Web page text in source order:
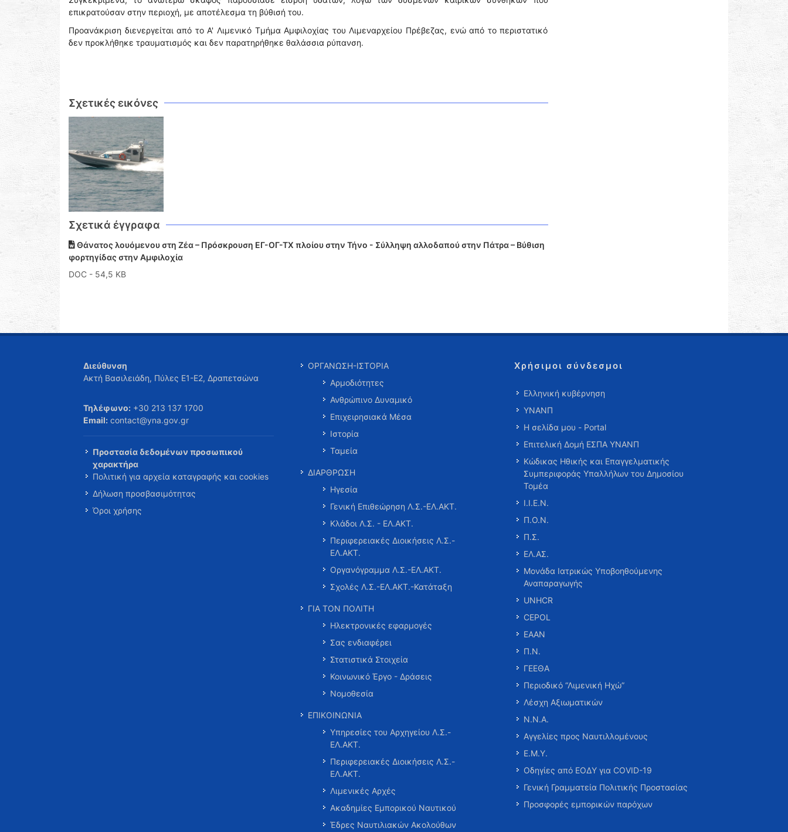
επικρατούσαν στην περιοχή, με αποτέλεσμα τη βύθισή του.
Προανάκριση διενεργείται από το Α' Λιμενικό Τμήμα Αμφιλοχίας του Λιμεναρχείου Πρέβεζας, ενώ από το περιστατικό
δεν προκλήθηκε τραυματισμός και δεν παρατηρήθηκε θαλάσσια ρύπανση.
Σχετικές εικόνες
Σχετικά έγγραφα
Θάνατος λουόμενου στη Ζέα – Πρόσκρουση ΕΓ-ΟΓ-ΤΧ πλοίου στην Τήνο - Σύλληψη αλλοδαπού στην Πάτρα – Βύθιση
φορτηγίδας στην Αμφιλοχία
DOC - 54,5 KB
Διεύθυνση
Ακτή Βασιλειάδη, Πύλες Ε1-Ε2, Δραπετσώνα
Τηλέφωνο: +30 213 137 1700
Email: contact@yna.gov.gr
Προστασία δεδομένων προσωπικού
χαρακτήρα
Πολιτική για αρχεία καταγραφής και cookies
Δήλωση προσβασιμότητας
Όροι χρήσης
ΟΡΓΑΝΩΣΗ-ΙΣΤΟΡΙΑ
Αρμοδιότητες
Ανθρώπινο Δυναμικό
Επιχειρησιακά Μέσα
Ιστορία
Ταμεία
ΔΙΑΡΘΡΩΣΗ
Ηγεσία
Γενική Επιθεώρηση Λ.Σ.-ΕΛ.ΑΚΤ.
Κλάδοι Λ.Σ. - ΕΛ.ΑΚΤ.
Περιφερειακές Διοικήσεις Λ.Σ.-
ΕΛ.ΑΚΤ.
Οργανόγραμμα Λ.Σ.-ΕΛ.ΑΚΤ.
Σχολές Λ.Σ.-ΕΛ.ΑΚΤ.-Κατάταξη
ΓΙΑ ΤΟΝ ΠΟΛΙΤΗ
Ηλεκτρονικές εφαρμογές
Σας ενδιαφέρει
Στατιστικά Στοιχεία
Κοινωνικό Έργο - Δράσεις
Νομοθεσία
ΕΠΙΚΟΙΝΩΝΙΑ
Υπηρεσίες του Αρχηγείου Λ.Σ.-
ΕΛ.ΑΚΤ.
Περιφερειακές Διοικήσεις Λ.Σ.-
ΕΛ.ΑΚΤ.
Λιμενικές Αρχές
Ακαδημίες Εμπορικού Ναυτικού
Έδρες Ναυτιλιακών Ακολούθων
Χρήσιμοι σύνδεσμοι
Ελληνική κυβέρνηση
ΥΝΑΝΠ
Η σελίδα μου - Portal
Επιτελική Δομή ΕΣΠΑ ΥΝΑΝΠ
Κώδικας Ηθικής και Επαγγελματικής
Συμπεριφοράς Υπαλλήλων του Δημοσίου
Τομέα
Ι.Ι.Ε.Ν.
Π.Ο.Ν.
Π.Σ.
ΕΛ.ΑΣ.
Μονάδα Ιατρικώς Υποβοηθούμενης
Αναπαραγωγής
UNHCR
CEPOL
ΕΑΑΝ
Π.Ν.
ΓΕΕΘΑ
Περιοδικό “Λιμενική Ηχώ”
Λέσχη Αξιωματικών
Ν.Ν.Α.
Αγγελίες προς Ναυτιλλομένους
Ε.Μ.Υ.
Οδηγίες από ΕΟΔΥ για COVID-19
Γενική Γραμματεία Πολιτικής Προστασίας
Προσφορές εμπορικών παρόχων